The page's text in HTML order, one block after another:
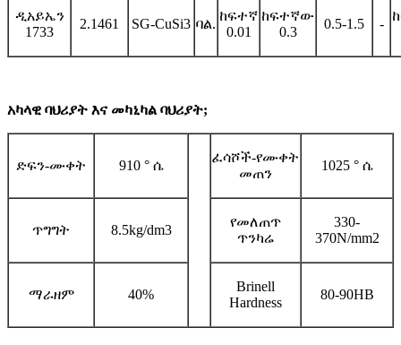
ዲአይኤን
1733
2.1461 SG-CuSi3 ባል.
ከፍተኛ
0.01
ከፍተኛው
0.3
0.5-1.5 -
አካላዊ ባህሪያት እና መካኒካል ባህሪያት;
ድፍን-ሙቀት 910 ° ሴ
ፈሳሾች-የሙቀት
መጠን
1025 ° ሴ
ጥግግት 8.5kg/dm3
የመለጠጥ
ጥንካሬ
330-
370N/mm2
ማራዘም 40%
Brinell
Hardness
80-90HB